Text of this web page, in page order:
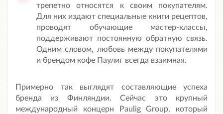
трепетно относятся к своим покупателям.
Для них издают специальные книги рецептов,
проводят обучающие мастер-классы,
поддерживают постоянную обратную связь.
Одним словом, любовь между покупателями
и брендом кофе Паулиг всегда взаимная.
Примерно так выглядят составляющие успеха
бренда из Финляндии. Сейчас это крупный
международный концерн Paulig Group, который